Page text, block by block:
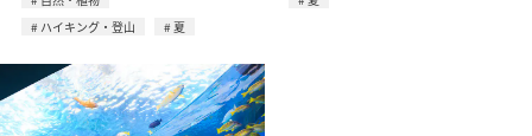
ハイキング・登山
夏